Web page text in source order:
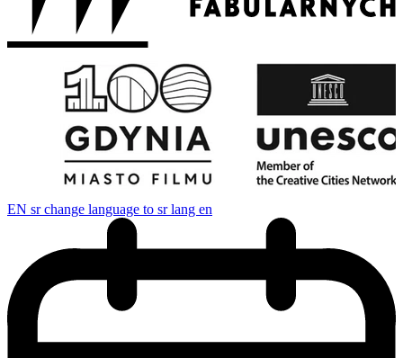
EN sr change language to sr lang en